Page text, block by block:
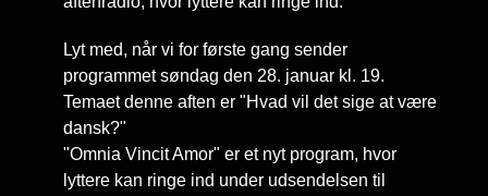
Lyt med, når vi for første gang sender
programmet søndag den 28. januar kl. 19.
Temaet denne aften er "Hvad vil det sige at være
dansk?"
"Omnia Vincit Amor" er et nyt program, hvor
lyttere kan ringe ind under udsendelsen til